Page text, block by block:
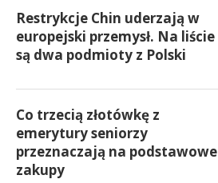
Restrykcje Chin uderzają w
europejski przemysł. Na liście
są dwa podmioty z Polski
Co trzecią złotówkę z
emerytury seniorzy
przeznaczają na podstawowe
zakupy